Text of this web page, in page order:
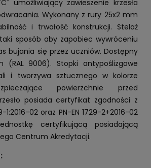
umożliwiający zawieszenie krzesła
Wykonany z rury 25x2 mm
i trwałość konstrukcji. Stelaż
sposób aby zapobiec wywróceniu
bujania się przez uczniów. Dostępny
(RAL 9006). Stopki antypoślizgowe
i tworzywa sztucznego w kolorze
powierzchnie przed
posiada certyfikat zgodności z
1:2016-02 oraz PN-EN 1729-2+2016-02
certyfikującą posiadającą
Centrum Akredytacji.